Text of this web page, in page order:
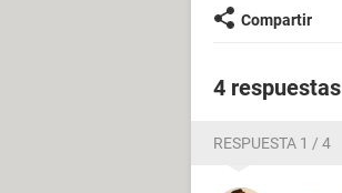
Compartir
4 respuestas
RESPUESTA 1 / 4